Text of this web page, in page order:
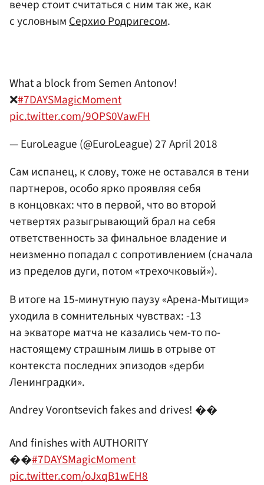
вечер стоит считаться с ним так же, как
с условнымСерхио Родригесом.
What a block from Semen Antonov!
❌#7DAYSMagicMoment
pic.twitter.com/9OPS0VawFH
— EuroLeague (@EuroLeague)27 April 2018
Сам испанец, к слову, тоже не оставался в тени
партнеров, особо ярко проявляя себя
в концовках: что в первой, что во второй
четвертях разыгрывающий брал на себя
ответственность за финальное владение и
неизменно попадал с сопротивлением (сначала
из пределов дуги, потом «трехочковый»).
В итоге на 15-минутную паузу «Арена-Мытищи»
уходила в сомнительных чувствах: -13
на экваторе матча не казались чем-то по-
настоящему страшным лишь в отрыве от
контекста последних эпизодов «дерби
Ленинградки».
Andrey Vorontsevich fakes and drives! ��
And finishes with AUTHORITY
��#7DAYSMagicMoment
pic.twitter.com/oJxqB1wEH8